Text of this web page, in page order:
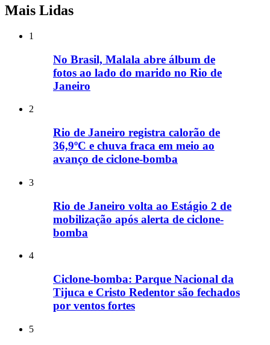
Mais Lidas
1
No Brasil, Malala abre álbum de
fotos ao lado do marido no Rio de
Janeiro
2
Rio de Janeiro registra calorão de
36,9ºC e chuva fraca em meio ao
avanço de ciclone-bomba
3
Rio de Janeiro volta ao Estágio 2 de
mobilização após alerta de ciclone-
bomba
4
Ciclone-bomba: Parque Nacional da
Tijuca e Cristo Redentor são fechados
por ventos fortes
5